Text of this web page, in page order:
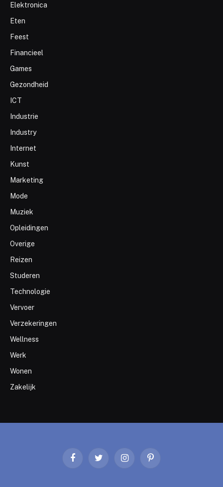
Elektronica
Eten
Feest
Financieel
Games
Gezondheid
ICT
Industrie
Industry
Internet
Kunst
Marketing
Mode
Muziek
Opleidingen
Overige
Reizen
Studeren
Technologie
Vervoer
Verzekeringen
Wellness
Werk
Wonen
Zakelijk
FacebookTwitter InstagramPinterest